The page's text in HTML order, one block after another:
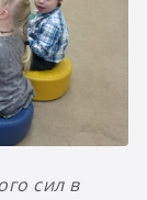
сил в